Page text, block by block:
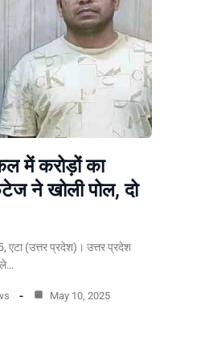
में करोड़ों का
ने खोली पोल, दो
एटा (उत्तर प्रदेश)। उत्तर प्रदेश
May 10, 2025